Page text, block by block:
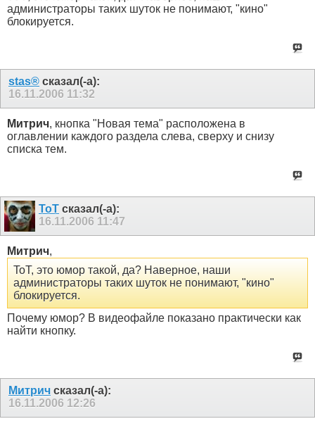
администраторы таких шуток не понимают, "кино"
блокируется.
stas® сказал(-а):
16.11.2006 11:32
Митрич, кнопка "Новая тема" расположена в
оглавлении каждого раздела слева, сверху и снизу
списка тем.
ToT сказал(-а):
16.11.2006 11:47
Митрич,
ToT, это юмор такой, да? Наверное, наши
администраторы таких шуток не понимают, "кино"
блокируется.
Почему юмор? В видеофайле показано практически как
найти кнопку.
Митрич сказал(-а):
16.11.2006 12:26